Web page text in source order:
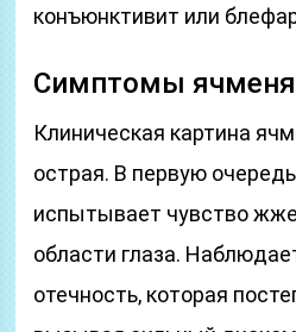
конъюнктивит или
Симптомы ячменя
Клиническая картина
острая. В первую
испытывает чувство
области глаза.
отечность, которая